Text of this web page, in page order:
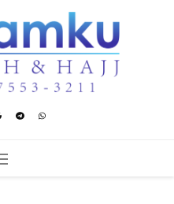
dan Hajj